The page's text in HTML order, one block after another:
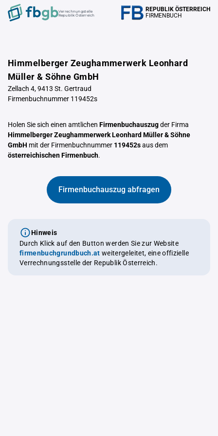
Verrechnungstelle
Republik Österreich
REPUBLIK ÖSTERREICH
FIRMENBUCH
Himmelberger Zeughammerwerk Leonhard
Müller & Söhne GmbH
Zellach 4, 9413 St. Gertraud
Firmenbuchnummer 119452s
Holen Sie sich einen amtlichen Firmenbuchauszugder Firma
Himmelberger Zeughammerwerk Leonhard Müller & Söhne
GmbH mit der Firmenbuchnummer 119452saus dem
österreichischen Firmenbuch.
Firmenbuchauszug abfragen
Hinweis
Durch Klick auf den Button werden Sie zur Website
firmenbuchgrundbuch.at weitergeleitet, eine offizielle
Verrechnungsstelle der Republik Österreich.